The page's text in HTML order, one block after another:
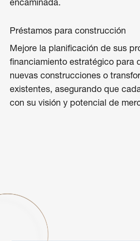
encaminada.
Préstamos para construcción
Mejore la planificación de sus
financiamiento estratégico para
nuevas construcciones o
existentes, asegurando que
con su visión y potencial de